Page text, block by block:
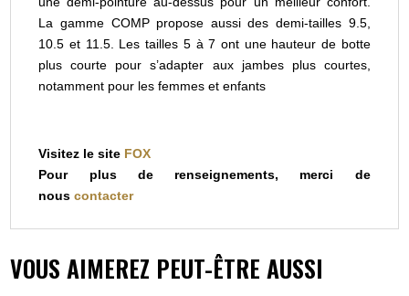
La gamme COMP propose aussi des demi-tailles 9.5,
10.5 et 11.5. Les tailles 5 à 7 ont une hauteur de botte
plus courte pour s’adapter aux jambes plus courtes,
notamment pour les femmes et enfants
Visitez le site FOX
Pour plus de renseignements, merci de
nouscontacter
VOUS AIMEREZ PEUT-ÊTRE AUSSI